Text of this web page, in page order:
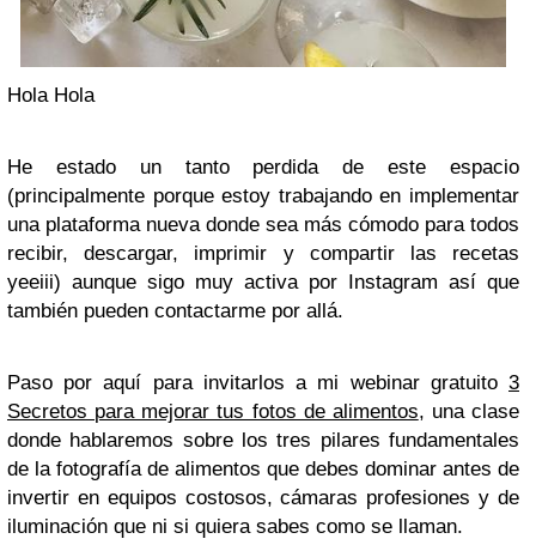
Hola Hola
He estado un tanto perdida de este espacio
(principalmente porque estoy trabajando en implementar
una plataforma nueva donde sea más cómodo para todos
recibir, descargar, imprimir y compartir las recetas
yeeiii) aunque sigo muy activa por Instagram así que
también pueden contactarme por allá.
Paso por aquí para invitarlos a mi webinar gratuito 3
Secretos para mejorar tus fotos de alimentos, una clase
donde hablaremos sobre los tres pilares fundamentales
de la fotografía de alimentos que debes dominar antes de
invertir en equipos costosos, cámaras profesiones y de
iluminación que ni si quiera sabes como se llaman.